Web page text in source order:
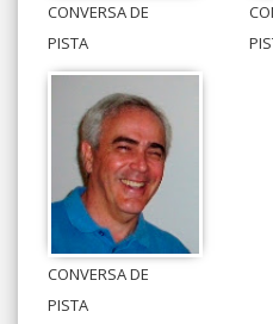
CONVERSA DE
PISTA
CONVERSA DE
PISTA